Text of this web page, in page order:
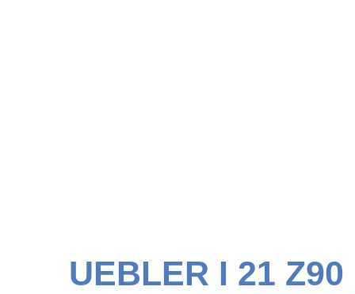
UEBLER I 21